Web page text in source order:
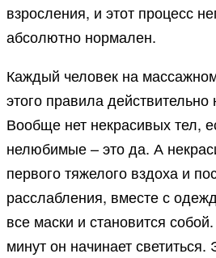
взросления, и этот процесс
абсолютно нормален.
Каждый человек на
этого правила
Вообще нет некрасивых тел,
нелюбимые – это да. А
первого тяжелого вздоха и
расслабления, вместе с
все маски и становится
минут он начинает